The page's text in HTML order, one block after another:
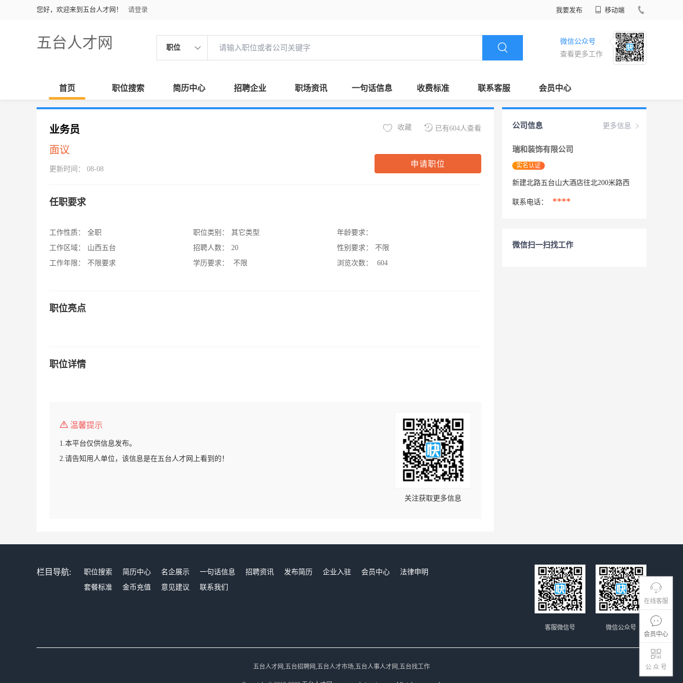
您好，欢迎来到五台人才网！ 请登录 我要发布 移动端
五台人才网 职位
微信公众号
查看更多工作
首页 职位搜索 简历中心 招聘企业 职场资讯 一句话信息 收费标准 联系客服 会员中心
在线客服
会员中心
公 众 号
业务员
面议
更新时间： 08-08
已有604人查看
收藏
申请职位
任职要求
工作性质：
全职
工作区域：
山西五台
工作年限：
不限要求
职位类别：
其它类型
招聘人数：
20
学历要求：
不限
年龄要求：
性别要求：
不限
浏览次数：
604
职位亮点
职位详情
温馨提示
1.本平台仅供信息发布。
2.请告知用人单位，该信息是在五台人才网上看到的！
关注获取更多信息
更多信息
公司信息
瑞和装饰有限公司
实名认证
新建北路五台山大酒店往北200米路西
联系电话： ****
微信扫一扫找工作
栏目导航: 职位搜索 简历中心 名企展示 一句话信息 招聘资讯 发布简历 企业入驻 会员中心
法律申明
套餐标准
金币充值 意见建议 联系我们
微信公众号
客服微信号
五台人才网,五台招聘网,五台人才市场,五台人事人才网,五台找工作